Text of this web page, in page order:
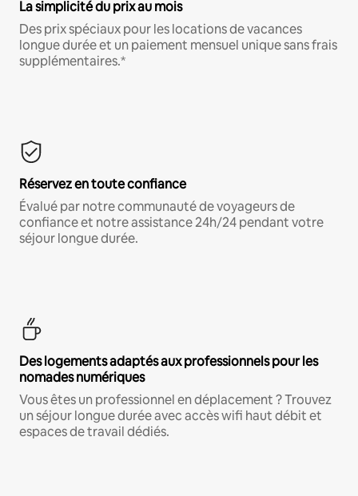
La simplicité du prix au mois
Des prix spéciaux pour les locations de vacances
longue durée et un paiement mensuel unique sans frais
supplémentaires.*
Réservez en toute confiance
Évalué par notre communauté de voyageurs de
confiance et notre assistance 24h/24 pendant votre
séjour longue durée.
Des logements adaptés aux professionnels pour les
nomades numériques
Vous êtes un professionnel en déplacement ? Trouvez
un séjour longue durée avec accès wifi haut débit et
espaces de travail dédiés.